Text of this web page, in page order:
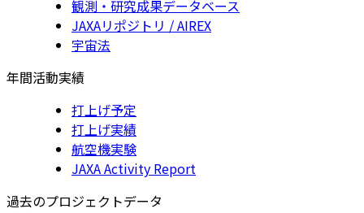
観測・研究成果データベース
JAXAリポジトリ / AIREX
宇宙法
年間活動実績
打上げ予定
打上げ実績
航空機実験
JAXA Activity Report
過去のプロジェクトデータ